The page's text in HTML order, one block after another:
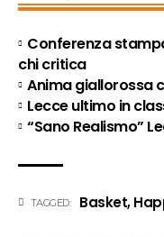
Conferenza
chi critica
Anima giallorossa
Lecce ultimo in
“Sano Realismo”
TAGGED: Basket,